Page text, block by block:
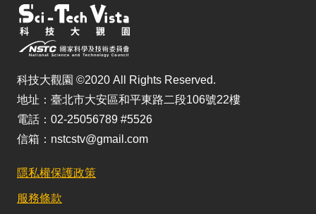
科技大觀園 ©2020 All Rights Reserved.
地址：臺北市大安區和平東路二段106號22樓
電話：02-25056789 #5526
信箱：nstcstv@gmail.com
隱私權保護政策
服務條款